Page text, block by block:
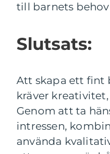
till barnets
Slutsats:
Att skapa ett fint
kräver
Genom att ta
intressen,
använda